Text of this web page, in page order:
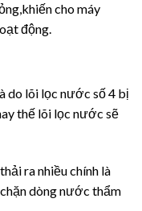
cho máy
động.
do lõi lọc nước số 4 bị
thế lõi lọc nước sẽ
ra nhiều chính là
dòng nước thẩm